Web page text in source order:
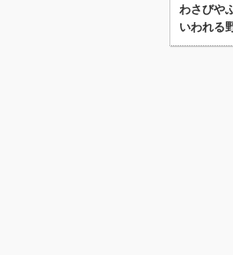
わさびや
いわれる